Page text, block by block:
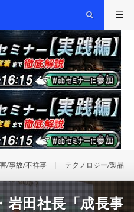
/事故/不祥事 テクノロジー/製品
岩田社長「成長事